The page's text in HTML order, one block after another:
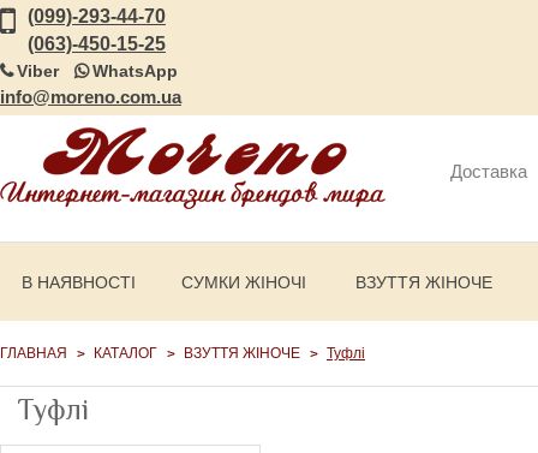
(099)-293-44-70
(063)-450-15-25
Viber WhatsApp
info@moreno.com.ua
Доставка
В НАЯВНОСТІ СУМКИ ЖІНОЧІ ВЗУТТЯ ЖІНОЧЕ
ГЛАВНАЯ КАТАЛОГ ВЗУТТЯ ЖІНОЧЕ Туфлі
Туфлі